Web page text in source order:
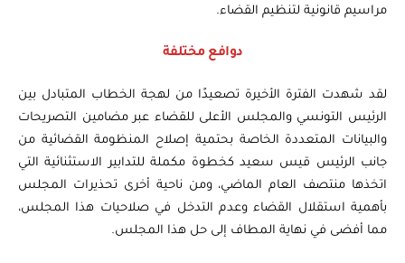
مراسيم قانونية لتنظيم القضاء.
دوافع مختلفة
لقد شهدت الفترة الأخيرة تصعيدًا من لهجة الخطاب المتبادل بين
الرئيس التونسي والمجلس الأعلى للقضاء عبر مضامين التصريحات
والبيانات المتعددة الخاصة بحتمية إصلاح المنظومة القضائية من
جانب الرئيس قيس سعيد كخطوة مكملة للتدابير الاستثنائية التي
اتخذها منتصف العام الماضي، ومن ناحية أخرى تحذيرات المجلس
بأهمية استقلال القضاء وعدم التدخل في صلاحيات هذا المجلس،
مما أفضى في نهاية المطاف إلى حل هذا المجلس.